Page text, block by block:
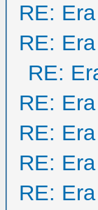
RE:
RE:
RE:
RE:
RE:
RE:
RE: